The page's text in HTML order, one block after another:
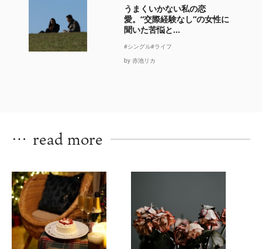
うまくいかない私の恋
愛。“交際経験なし”の女性に
聞いた苦悩と...
#シングル#ライフ
by 赤池リカ
… read more